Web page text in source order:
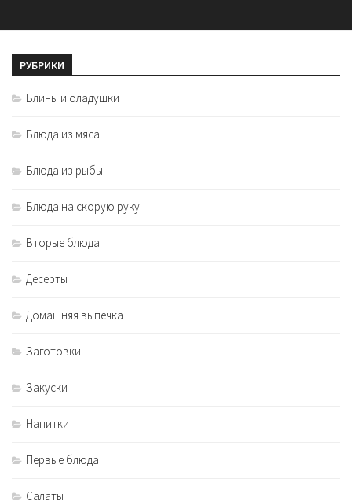
РУБРИКИ
Блины и оладушки
Блюда из мяса
Блюда из рыбы
Блюда на скорую руку
Вторые блюда
Десерты
Домашняя выпечка
Заготовки
Закуски
Напитки
Первые блюда
Салаты